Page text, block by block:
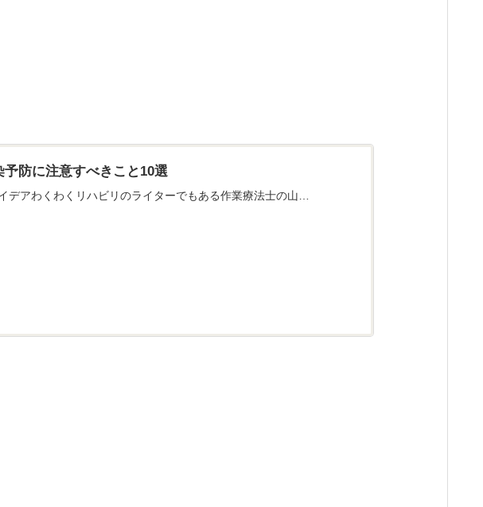
防に注意すべきこと10選
デアわくわくリハビリのライターでもある作業療法士の山…